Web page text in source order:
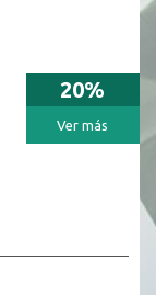
20%
Ver más